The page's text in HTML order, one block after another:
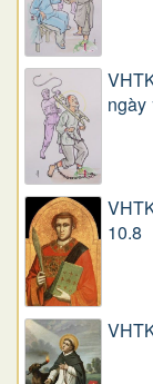
ngày
10.8